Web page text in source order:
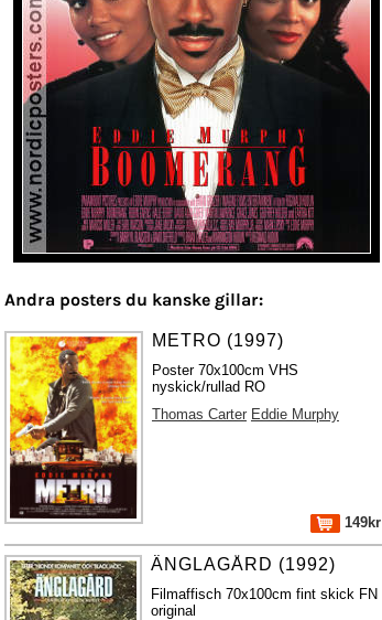
Andra posters du kanske gillar:
METRO (1997)
Poster 70x100cm VHS
nyskick/rullad RO
Thomas Carter Eddie Murphy
149kr
ÄNGLAGÅRD (1992)
Filmaffisch 70x100cm fint skick FN
original